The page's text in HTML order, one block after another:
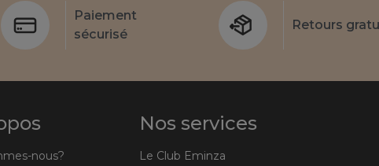
Paiement
sécurisé
Retours
nous?
Nos services
Le Club Eminza